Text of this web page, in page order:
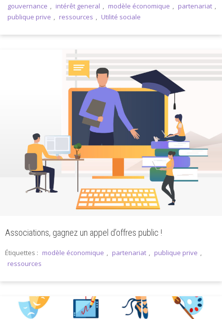
gouvernance , intérêt general , modèle économique , partenariat ,
publique prive , ressources , Utilité sociale
Associations, gagnez un appel d’offres public !
Étiquettes : modèle économique , partenariat , publique prive ,
ressources